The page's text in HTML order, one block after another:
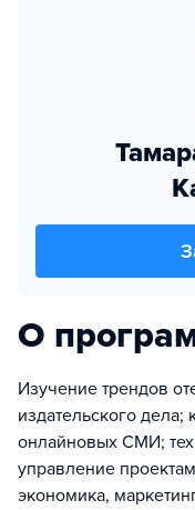
О
Изучение трендов
издательского
онлайновых СМИ;
управление
экономика,